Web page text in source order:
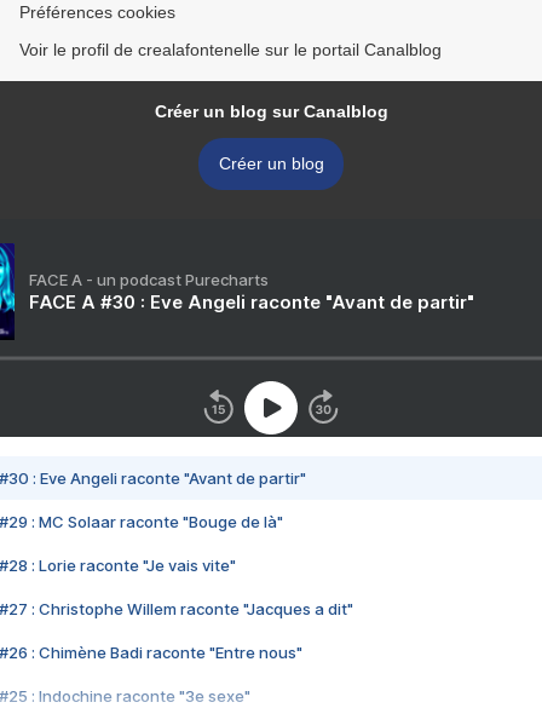
Préférences cookies
Voir le profil de crealafontenelle sur le portail Canalblog
Créer un blog sur Canalblog
Créer un blog
FACE A - un podcast Purecharts
FACE A #30 : Eve Angeli raconte "Avant de partir"
#30 : Eve Angeli raconte "Avant de partir"
#29 : MC Solaar raconte "Bouge de là"
#28 : Lorie raconte "Je vais vite"
#27 : Christophe Willem raconte "Jacques a dit"
#26 : Chimène Badi raconte "Entre nous"
#25 : Indochine raconte "3e sexe"